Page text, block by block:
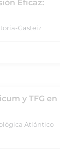
Eficaz:
Gasteiz
y TFG en
Atlántico-